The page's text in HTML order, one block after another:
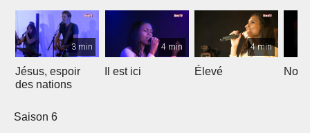
3 min
Jésus, espoir
des nations
4 min
Il est ici
4 min
Élevé
Saison 6